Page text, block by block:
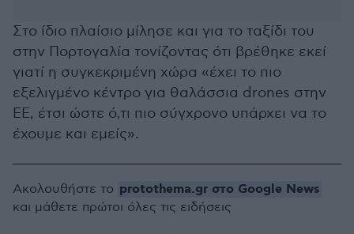
Στο ίδιο πλαίσιο μίλησε και για το ταξίδι του
στην Πορτογαλία τονίζοντας ότι βρέθηκε εκεί
γιατί η συγκεκριμένη χώρα «έχει το πιο
εξελιγμένο κέντρο για θαλάσσια drones στην
ΕΕ, έτσι ώστε ό,τι πιο σύγχρονο υπάρχει να το
έχουμε και εμείς».
Ακολουθήστε το protothema.gr στο Google News
και μάθετε πρώτοι όλες τις ειδήσεις